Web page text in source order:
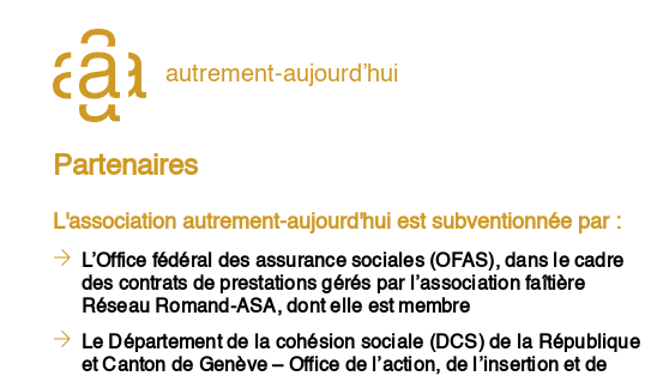
content
autrement-aujourd’hui
Partenaires
L'association autrement-aujourd'hui est subventionnée par :
L’Office fédéral des assurance sociales (OFAS), dans le cadre
des contrats de prestations gérés par l’association faîtière
Réseau Romand-ASA, dont elle est membre
Le Département de la cohésion sociale (DCS) de la République
et Canton de Genève – Office de l’action, de l’insertion et de